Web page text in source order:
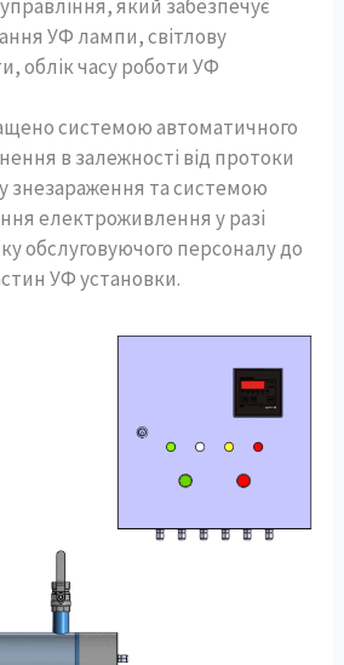
який забезпечує
УФ лампи, світлову
облік часу роботи УФ
системою автоматичного
в залежності від протоки
знезараження та системою
електроживлення у разі
обслуговуючого персоналу до
УФ установки.